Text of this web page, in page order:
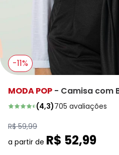
-11%
MODA POP - Camisa com
(4,3)705 avaliações
R$ 59,99
a partir de R$ 52,99